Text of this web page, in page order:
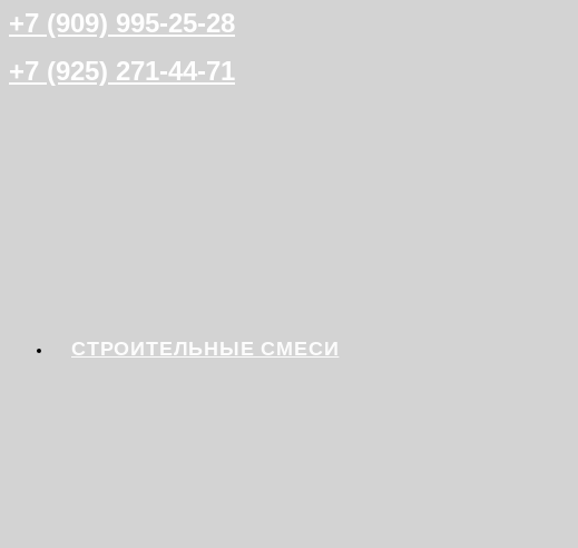
+7 (909) 995-25-28
+7 (925) 271-44-71
СТРОИТЕЛЬНЫЕ СМЕСИ